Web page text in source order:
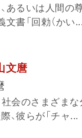
あるいは人間の
書「回勅（かい...
文麿
会のさまざま
、彼らが「チャ...